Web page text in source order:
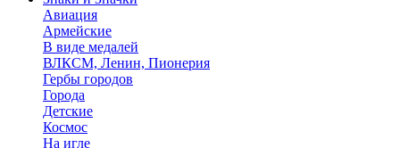
Авиация
Армейские
В виде медалей
ВЛКСМ, Ленин, Пионерия
Гербы городов
Города
Детские
Космос
На игле